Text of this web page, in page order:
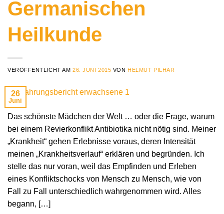
Germanischen
Heilkunde
VERÖFFENTLICHT AM26. JUNI 2015 VON HELMUT PILHAR
26
Juni
Das schönste Mädchen der Welt … oder die Frage, warum
bei einem Revierkonflikt Antibiotika nicht nötig sind. Meiner
„Krankheit“ gehen Erlebnisse voraus, deren Intensität
meinen „Krankheitsverlauf“ erklären und begründen. Ich
stelle das nur voran, weil das Empfinden und Erleben
eines Konfliktschocks von Mensch zu Mensch, wie von
Fall zu Fall unterschiedlich wahrgenommen wird. Alles
begann, […]